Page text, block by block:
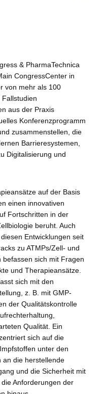
& PharmaTechnica
CongressCenter in
von mehr als 100
aus der Praxis
Konferenzprogramm
zusammenstellen, die
Barrieresystemen,
Digitalisierung und
auf der Basis
einen innovativen
Fortschritten in der
beruht. Auch
Entwicklungen seit
zu ATMPs/Zell- und
sich mit Fragen
und Therapieansätze.
sich mit den
z. B. mit GMP-
der Qualitätskontrolle
Qualität. Ein
sich auf die
unter den
an die herstellende
und die Sicherheit mit
Anforderungen der